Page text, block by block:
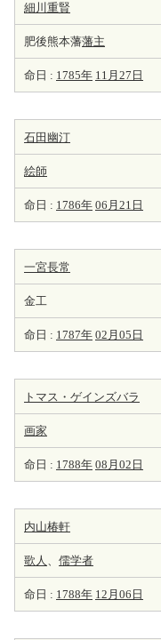
細川重賢
肥後熊本藩藩主
命日 : 1785年 11月27日
石田幽汀
絵師
命日 : 1786年 06月21日
一宮長常
金工
命日 : 1787年 02月05日
トマス・ゲインズバラ
画家
命日 : 1788年 08月02日
内山椿軒
歌人 、 儒学者
命日 : 1788年 12月06日